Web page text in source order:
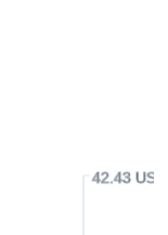
42.43 USD